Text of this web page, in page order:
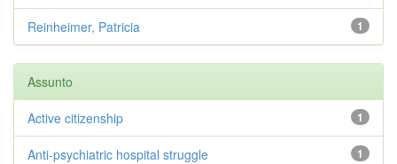
1
Reinheimer, Patricia
Assunto
1
Active citizenship
1
Anti-psychiatric hospital struggle